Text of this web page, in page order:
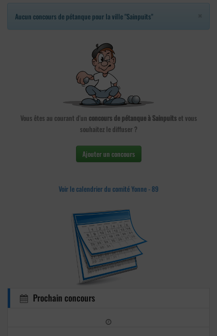
Aucun concours de pétanque pour la ville "Sainpuits"
Vous êtes au courant d'un concours de pétanque à Sainpuitset vous
souhaitez le diffuser ?
Ajouter un concours
Voir le calendrier du comité Yonne - 89
Prochain concours